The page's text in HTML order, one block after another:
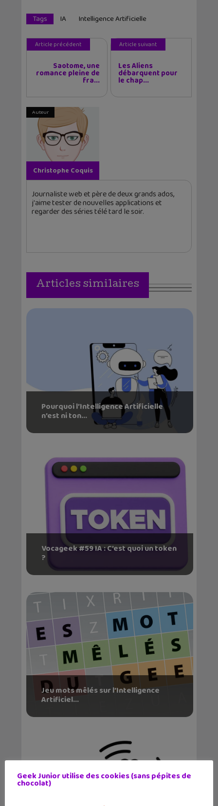
Tags IA Intelligence Artificielle
Article précédent
Saotome, une
romance pleine de
fra...
Article suivant
Les Aliens
débarquent pour
le chap...
Auteur
Christophe Coquis
Journaliste web et père de deux grands ados,
j'aime tester de nouvelles applications et
regarder des séries télé tard le soir.
Articles similaires
Pourquoi l’Intelligence Artificielle
n’est ni ton...
Vocageek #59 IA : C’est quoi un token
?
Jeu mots mêlés sur l’Intelligence
Artificiel...
Geek Junior utilise des cookies (sans pépites de
chocolat)